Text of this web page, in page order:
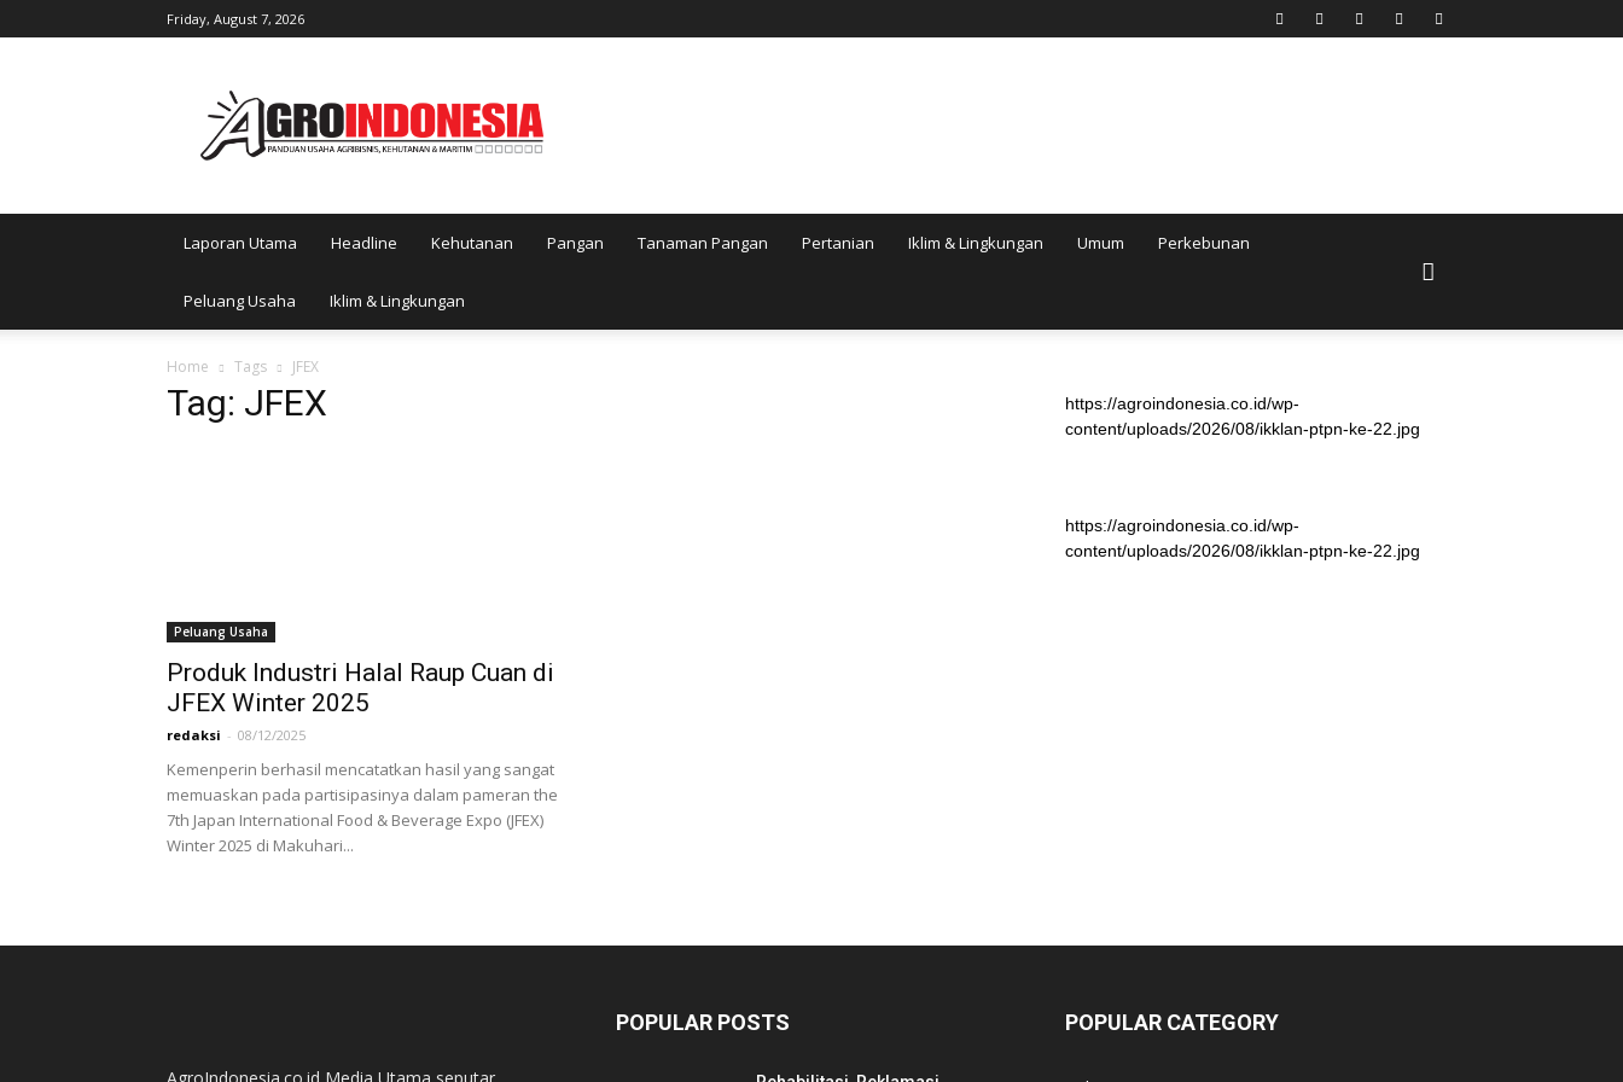
Friday, August 7, 2026
Laporan Utama Headline Kehutanan Pangan Tanaman Pangan Pertanian Iklim & Lingkungan Umum Perkebunan
Peluang Usaha Iklim & Lingkungan
Home Tags JFEX
Tag: JFEX
Peluang Usaha
Produk Industri Halal Raup Cuan di
JFEX Winter 2025
redaksi - 08/12/2025
Kemenperin berhasil mencatatkan hasil yang sangat
memuaskan pada partisipasinya dalam pameran the
7th Japan International Food & Beverage Expo (JFEX)
Winter 2025 di Makuhari...
https://agroindonesia.co.id/wp-
content/uploads/2026/08/ikklan-ptpn-ke-22.jpg
https://agroindonesia.co.id/wp-
content/uploads/2026/08/ikklan-ptpn-ke-22.jpg
POPULAR POSTS POPULAR CATEGORY